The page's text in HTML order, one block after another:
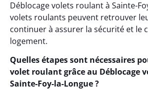
Déblocage volets roulant à Sainte-
volets roulants peuvent retrouver
continuer à assurer la sécurité et le
logement.
Quelles étapes sont nécessaires
volet roulant grâce au Déblocage
Sainte-Foy-la-Longue ?